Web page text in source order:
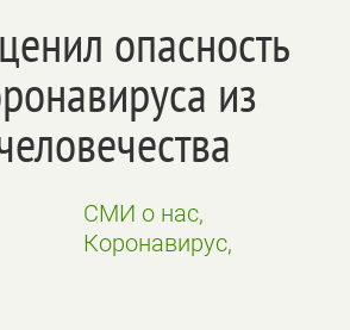
опасность
из
СМИ о нас,
Коронавирус,